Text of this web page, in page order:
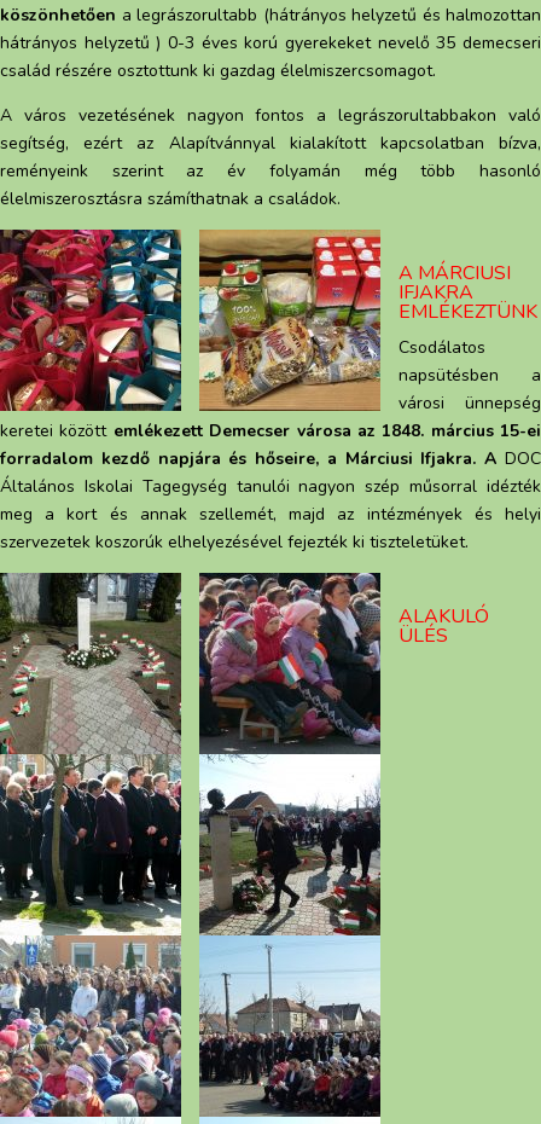
köszönhetően a legrászorultabb (hátrányos helyzetű és halmozottan
hátrányos helyzetű ) 0-3 éves korú gyerekeket nevelő 35 demecseri
család részére osztottunk ki gazdag élelmiszercsomagot.
A város vezetésének nagyon fontos a legrászorultabbakon való
segítség, ezért az Alapítvánnyal kialakított kapcsolatban bízva,
reményeink szerint az év folyamán még több hasonló
élelmiszerosztásra számíthatnak a családok.
A MÁRCIUSI
IFJAKRA
EMLÉKEZTÜNK
Csodálatos
napsütésben a
városi ünnepség
keretei között emlékezett Demecser városa az 1848. március 15-ei
forradalom kezdő napjára és hőseire, a Márciusi Ifjakra. A DOC
Általános Iskolai Tagegység tanulói nagyon szép műsorral idézték
meg a kort és annak szellemét, majd az intézmények és helyi
szervezetek koszorúk elhelyezésével fejezték ki tiszteletüket.
ALAKULÓ
ÜLÉS